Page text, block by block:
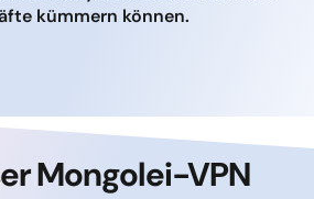
kümmern können.
Mongolei-VPN